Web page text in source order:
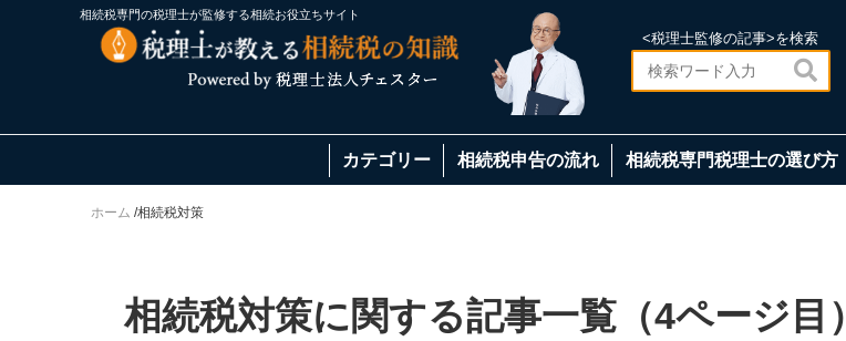
相続税専門の税理士が監修する相続お役立ちサイト
<税理士監修の記事>を検索

カテゴリー 相続税申告の流れ 相続税専門税理士の選び方
ホーム /相続税対策
相続税対策に関する記事一覧（4ページ目）